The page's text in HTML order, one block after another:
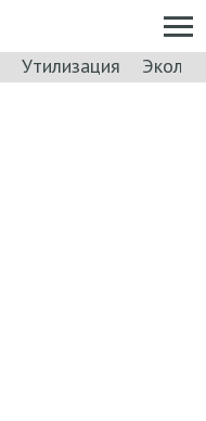
Утилизация